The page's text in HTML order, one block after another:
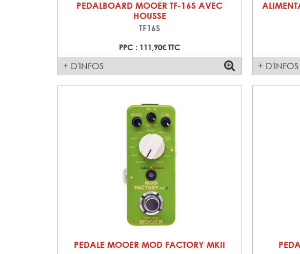
PEDALBOARD MOOER TF-16S AVEC
HOUSSE
TF16S
PPC : 111,90€ TTC
+ D'INFOS + D'INFOS
PEDALE MOOER MOD FACTORY MKII